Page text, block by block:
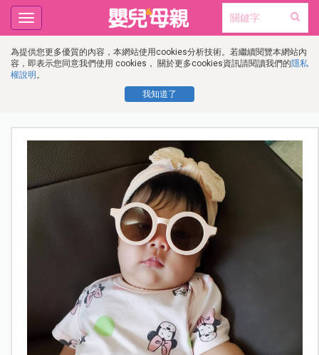
為提供您更多優質的內容，本網站使用cookies分析技術。若繼續閱覽本網站內
容，即表示您同意我們使用 cookies， 關於更多cookies資訊請閱讀我們的隱私
權說明 。
我知道了
Toggle
navigation